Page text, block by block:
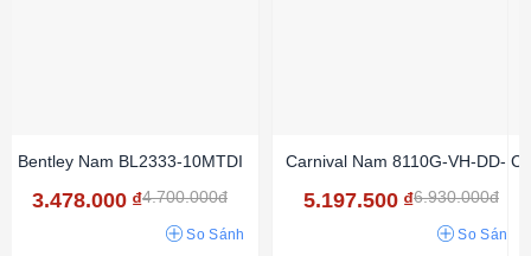
Bentley Nam BL2333-10MTDI
3.478.000 ₫4.700.000đ
So Sánh
Carnival Nam 8110G-VH-DD-N
5.197.500 ₫6.930.000đ
So Sánh